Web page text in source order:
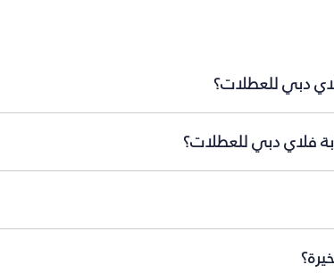
دبي للعطلات؟
فلاي دبي للعطلات؟